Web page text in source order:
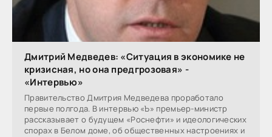
Дмитрий Медведев: «Ситуация в экономике не
кризисная, но она предгрозовая» -
«Интервью»
Правительство Дмитрия Медведева проработало
первые полгода. В интервью «Ъ» премьер-министр
рассказывает о будущем «Роснефти» и идеологических
спорах в Белом доме, об общественных настроениях и